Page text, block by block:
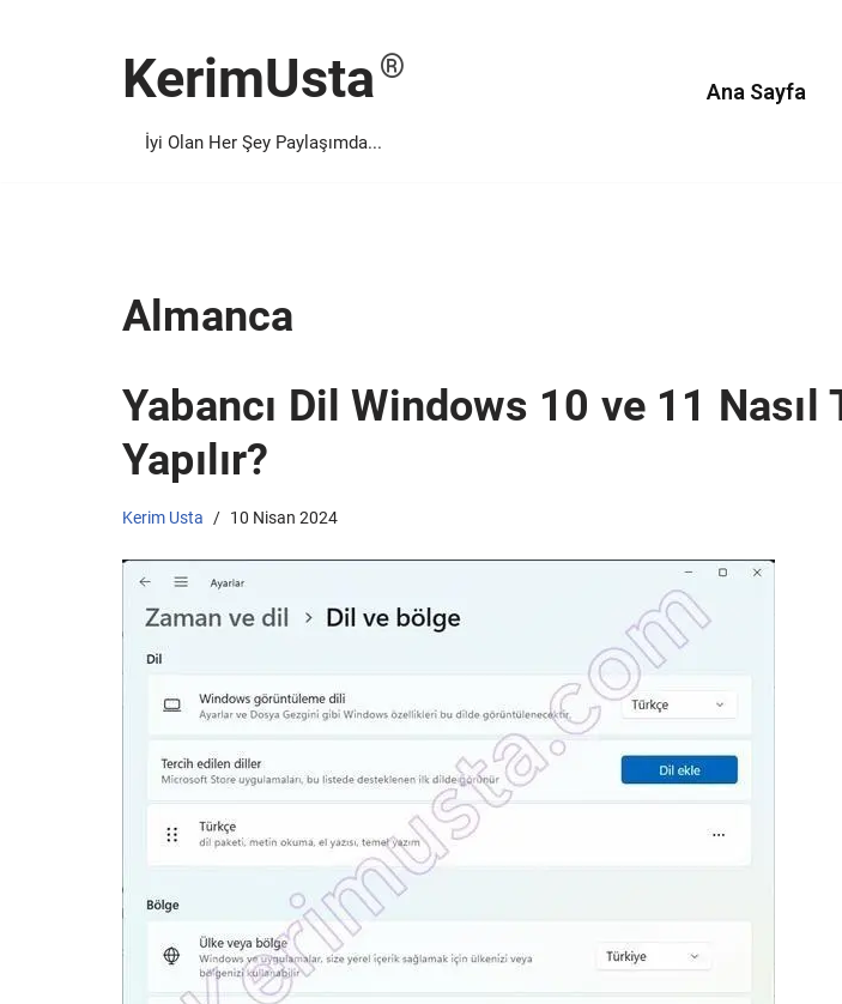
KerimUsta
İyi Olan Her Şey Paylaşımda...
Ana Sayfa
Almanca
Yabancı Dil Windows 10 ve 11 Nasıl
Yapılır?
Kerim Usta 10 Nisan 2024